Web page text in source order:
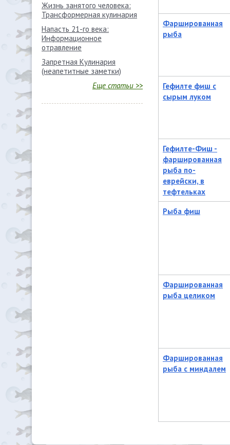
Жизнь занятого человека:
Трансформерная кулинария
Напасть 21-го века:
Информационное
отравление
Запретная Кулинария
(неапетитные заметки)
Еще статьи >>
Фаршированная
рыба
Гефилте фиш с
сырым луком
Гефилте-Фиш -
фаршированная
рыба по-
еврейски, в
тефтельках
Рыба фиш
Фаршированная
рыба целиком
Фаршированная
рыба с миндалем